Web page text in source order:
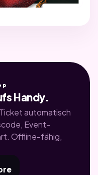
Handy.
automatisch
Event-
Offline-fähig,